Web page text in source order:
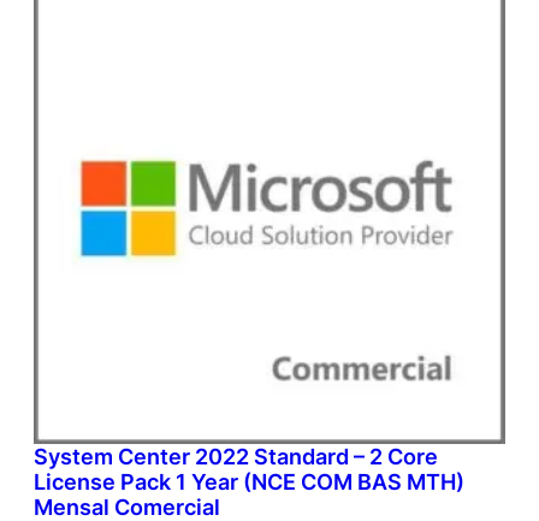
System Center 2022 Standard – 2 Core
License Pack 1 Year (NCE COM BAS MTH)
Mensal Comercial